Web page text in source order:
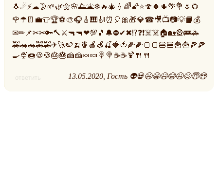
🐧☄⚡☁🌛🌱🌿🌼🌸🌅🌋❄🔥🎄💧🌈🌠⭐🍄🍀🌵🌴💐🌷🌻
🌹☂👖💼👕🏆⚽🎨🎧🎸🎹🎻⏰🎈🎀🎁💎☎🎥📺📷💡📙💰
✉✏📌✂✂🔑🔨⚔🔫🔫❤💯🎵🔔⛔✔✖⁉❓❗☠️☠️🏠🏡🎡🚌🚓
🚕🚗🚗🚕🚕✈🚀🍉🍌🍍🍎🍏🍒🍓🍅🌽🌽🍞🍞🍔🍔🍟🍟🍕🍕
🍳🍨🍩🍪🍪🎂🎂🍰🍰🍬🍬🍭🍭☕☕🍹🍴🍴
ответить 13.05.2020 Гость 👽💀😄😁😆😂😉😊😇😍